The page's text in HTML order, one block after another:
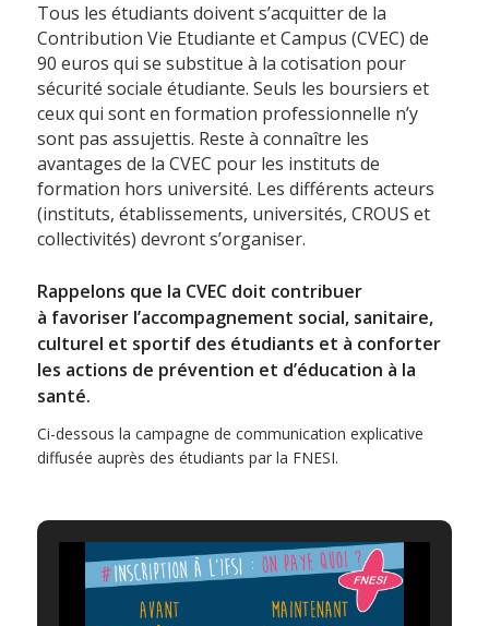
Tous les étudiants doivent s’acquitter de la
Contribution Vie Etudiante et Campus (CVEC) de
90 euros qui se substitue à la cotisation pour
sécurité sociale étudiante. Seuls les boursiers et
ceux qui sont en formation professionnelle n’y
sont pas assujettis. Reste à connaître les
avantages de la CVEC pour les instituts de
formation hors université. Les différents acteurs
(instituts, établissements, universités, CROUS et
collectivités) devront s’organiser.
Rappelons que la CVEC doit contribuer
à favoriser l’accompagnement social, sanitaire,
culturel et sportif des étudiants et à conforter
les actions de prévention et d’éducation à la
santé.
Ci-dessous la campagne de communication explicative
diffusée auprès des étudiants par la FNESI.